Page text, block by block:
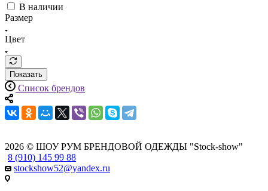
В наличии
Размер
Цвет
Показать
Список брендов
2026 © ШОУ РУМ БРЕНДОВОЙ ОДЕЖДЫ "Stock-show"
8 (910) 145 99 88
stockshow52@yandex.ru